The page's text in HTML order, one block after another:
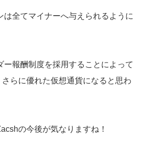
は全てマイナーへ与えられるように
ー報酬制度を採用することによって
らに優れた仮想通貨になると思わ
の今後が気なりますね！